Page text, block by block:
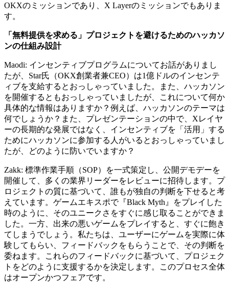
OKXのミッションであり、X Layerのミッションでもありま
す。
「無料提供を求める」プロジェクトを避けるためのハッカソ
ンの仕組み設計
Maodi: インセンティブプログラムについてお話がありまし
たが、Star氏（OKX創業者兼CEO）は1億ドルのインセンテ
ィブを支給するとおっしゃっていました。また、ハッカソン
を開催するともおっしゃっていましたが、これについて何か
具体的な情報はありますか？例えば、ハッカソンのテーマは
何でしょうか？また、プレゼンテーションの中で、Xレイヤ
ーの長期的な発展ではなく、インセンティブを「活用」する
ためにハッカソンに参加する人がいるとおっしゃっていまし
たが、どのように防いでいますか？
Zakk: 標準作業手順（SOP）を一式策定し、公開デモデーを
開催して、多くの業界リーダーをレビューに招待します。プ
ロジェクトの質に基づいて、誰もが独自の判断を下せると考
えています。ゲームエキスポで『Black Myth』をプレイした
時のように、そのユニークさをすぐに感じ取ることができま
した。一方、出来の悪いゲームをプレイすると、すぐに飽き
てしまうでしょう。私たちは、ユーザーにゲームを実際に体
験してもらい、フィードバックをもらうことで、その判断を
委ねます。これらのフィードバックに基づいて、プロジェク
トをどのように支援するかを決定します。このプロセス全体
はオープンかつフェアです。